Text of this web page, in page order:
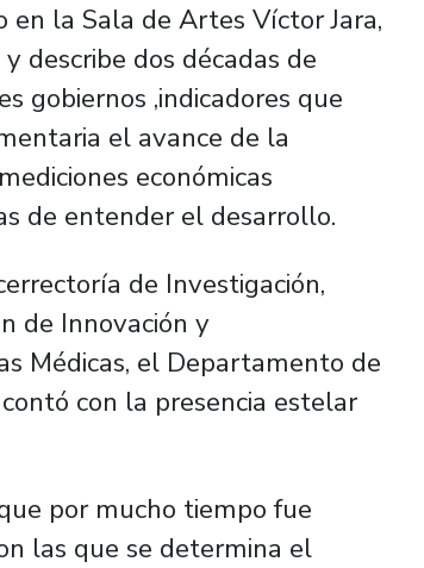
la Sala de Artes Víctor Jara,
describe dos décadas de
gobiernos ,indicadores que
el avance de la
económicas
de entender el desarrollo.
de Investigación,
de Innovación y
Médicas, el Departamento de
con la presencia estelar
por mucho tiempo fue
las que se determina el